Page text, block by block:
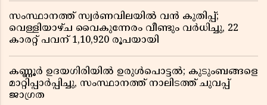
സംസ്ഥാനത്ത് സ്വർണവിലയിൽ വൻ കുതിപ്പ്;
വെള്ളിയാഴ്ച വൈകുന്നേരം വീണ്ടും വർധിച്ചു, 22
കാരറ്റ് പവന് 1,10,920 രൂപയായി
കണ്ണൂർ ഉദയഗിരിയിൽ ഉരുൾപൊട്ടൽ; കുടുംബങ്ങളെ
മാറ്റിപ്പാർപ്പിച്ചു, സംസ്ഥാനത്ത് നാലിടത്ത് ചുവപ്പ്
ജാഗ്രത